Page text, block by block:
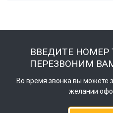
ВВЕДИТЕ
ПЕРЕЗВОНИМ
Во время звонка вы можете
желании